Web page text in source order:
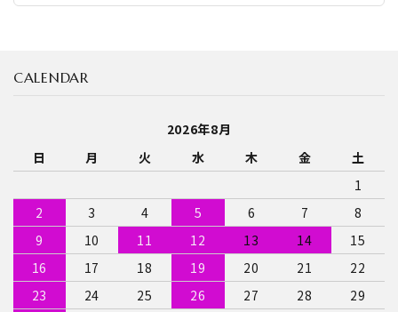
CALENDAR
2026年8月
日
月 火 水 木 金
土
1
2
3 4 5 6 7
8
9
10 11 12 13 14
15
16
17 18 19 20 21
22
23
24 25 26 27 28
29